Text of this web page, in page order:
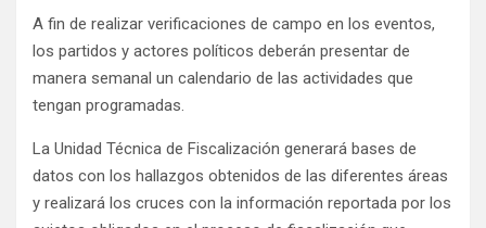
A fin de realizar verificaciones de campo en los eventos,
los partidos y actores políticos deberán presentar de
manera semanal un calendario de las actividades que
tengan programadas.
La Unidad Técnica de Fiscalización generará bases de
datos con los hallazgos obtenidos de las diferentes áreas
y realizará los cruces con la información reportada por los